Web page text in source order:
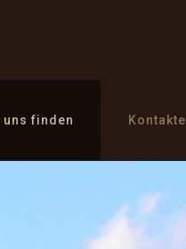
uns finden Kontakte